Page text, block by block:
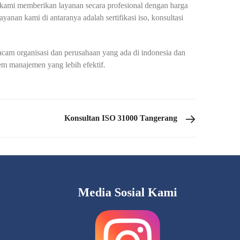
memberikan layanan secara profesional dengan harga
kami di antaranya adalah sertifikasi iso, konsultasi
organisasi dan perusahaan yang ada di indonesia dan
manajemen yang lebih efektif.
Konsultan ISO 31000 Tangerang
Media Sosial Kami